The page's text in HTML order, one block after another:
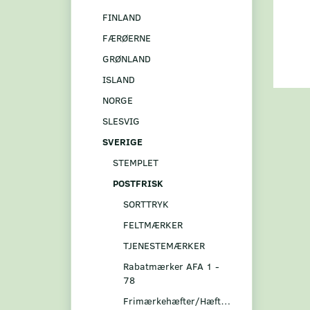
FINLAND
FÆRØERNE
GRØNLAND
ISLAND
NORGE
SLESVIG
SVERIGE
STEMPLET
POSTFRISK
SORTTRYK
FELTMÆRKER
TJENESTEMÆRKER
Rabatmærker AFA 1 -
78
Frimærkehæfter/Hæftesammentryk